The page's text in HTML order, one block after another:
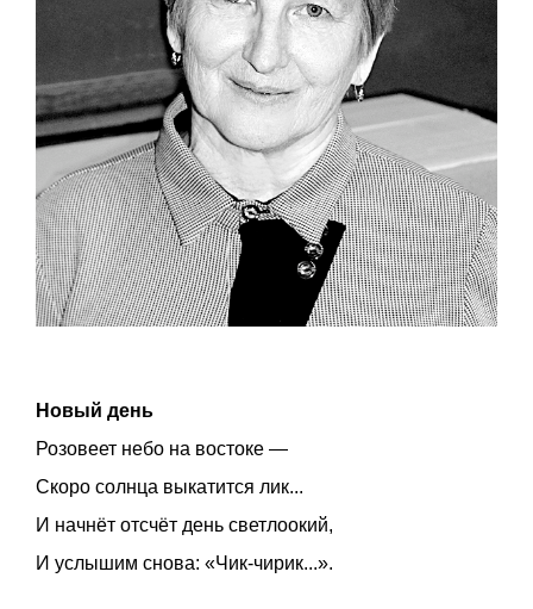
Новый день
Розовеет небо на востоке —
Скоро солнца выкатится лик...
И начнёт отсчёт день светлоокий,
И услышим снова: «Чик-чирик...».